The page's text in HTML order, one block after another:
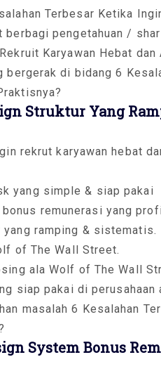
Terbesar Ketika
pengetahuan /
Karyawan Hebat
bergerak di bidang 6
Struktur Yang
rekrut karyawan hebat
yang simple & siap pakai
remunerasi yang
ramping & sistematis.
of The Wall Street.
ala Wolf of The Wall
siap pakai di perusahaan
masalah 6 Kesalahan
System Bonus